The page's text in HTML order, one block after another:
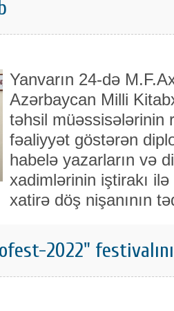
Yanvarın 24-də
Azərbaycan Milli
təhsil müəssisələrinin
fəaliyyət göstərən
habelə yazarların və
xadimlərinin iştirakı
xatirə döş nişanının
2022"